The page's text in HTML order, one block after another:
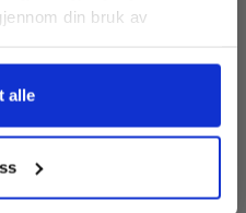
din bruk av
alle
med Grafika
presis passform og høy
kartong som gir
Fargegjengivelsen er
kontraster og stemning
er med
fullpris